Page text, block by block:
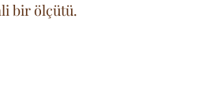
bir ölçütü.